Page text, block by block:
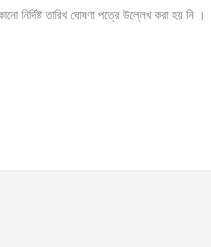
নির্দিষ্ট তারিখ ঘোষণা পত্রে উল্লেখ করা হয় নি ।